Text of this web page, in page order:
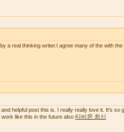
a real thinking writer.I agree many of the with
helpful post this is. I really really love it. It's
like this in the future also 티비몬 최신